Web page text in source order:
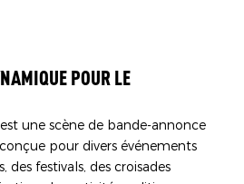
POUR LE
une scène de bande-annonce
pour divers événements
des festivals, des croisades